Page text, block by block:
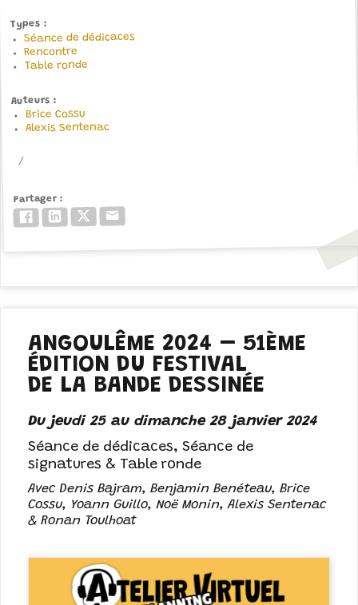
Types
Séance de dédicaces
Rencontre
Table ronde
Auteurs
Brice Cossu
Alexis Sentenac
Partager
FacebookLinkedInTwitter/X
ANGOULÊME 2024 – 51ÈME
ÉDITION DU FESTIVAL
DE LA BANDE DESSINÉE
Du jeudi 25 au dimanche 28 janvier 2024
Séance de dédicaces, Séance de
signatures & Table ronde
Avec Denis Bajram, Benjamin Benéteau, Brice
Cossu, Yoann Guillo, Noë Monin, Alexis Sentenac
& Ronan Toulhoat